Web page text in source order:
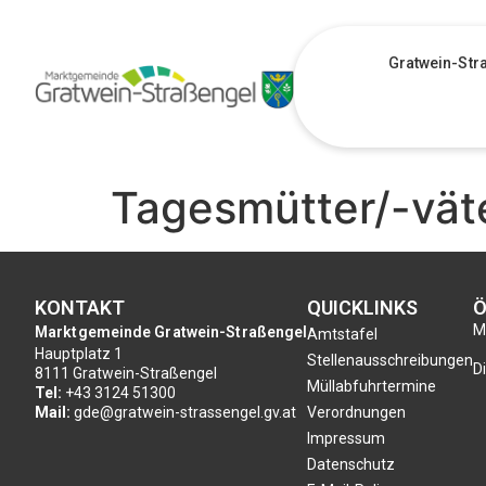
Gratwein-
Tagesmütter/-
KONTAKT
Marktgemeinde Gratwein-Straßengel
Hauptplatz 1
8111 Gratwein-Straßengel
Tel: +43 3124 51300
Mail: gde@gratwein-strassengel.gv.at
QUICKLINKS
Amtstafel
Stellenausschreibungen
Müllabfuhrtermine
Verordnungen
Impressum
Datenschutz